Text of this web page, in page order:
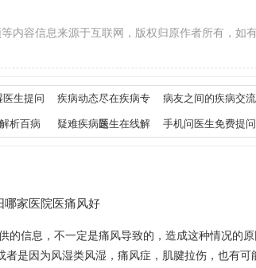
内容信息来源于互联网，版权归原作者所有，如有
医生提问 疾病动态尽在疾病专
题
病友之间的疾病交流
析百病 疑难疾病医生在线解 手机问医生免费提问
哪家医院医痛风好
的信息，不一定是痛风导致的，造成这种情况的原
者是因为风湿类风湿，痛风症，肌腱拉伤，也有可